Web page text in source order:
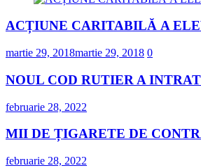
ACȚIUNE CARITABILĂ A
martie 29, 2018martie 29, 2018 0
NOUL COD RUTIER A
februarie 28, 2022
MII DE ȚIGARETE DE
februarie 28, 2022